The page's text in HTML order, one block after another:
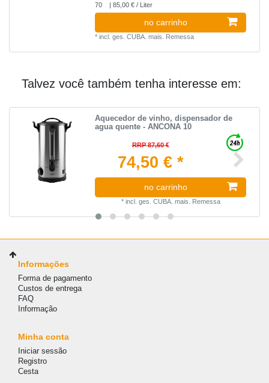
70 | 85,00 € / Liter
no carrinho
*incl. ges. CUBA. mais. Remessa
Talvez você também tenha interesse em:
Aquecedor de vinho, dispensador de
agua quente - ANCONA 10
RRP 87,60 €
74,50 € *
no carrinho
* incl. ges. CUBA. mais. Remessa
Informações
Forma de pagamento
Custos de entrega
FAQ
Informação
Minha conta
Iniciar sessão
Registro
Cesta